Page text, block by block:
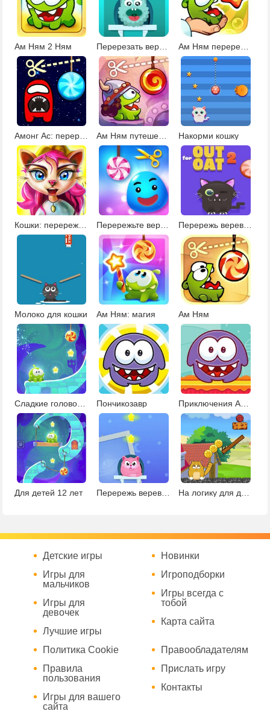
Ам Ням 2 Ням Перерезать веревку Ам Ням перережь веревку 1
Амонг Ас: перережь веревку Ам Ням путешествие во времени Накорми кошку
Кошки: перережь веревку Перережьте веревку Перережь веревку и накорми кота 2
Молоко для кошки Ам Ням: магия Ам Ням
Сладкие головоломки Пончикозавр Приключения Ам Няма
Для детей 12 лет Перережь веревку и накорми кота
Детские игры
Игры для
мальчиков
Игры для
девочек
Лучшие игры
Новинки
Игроподборки
Игры всегда с
тобой
Карта сайта
Политика Cookie
Правила
пользования
Игры для вашего
сайта
Правообладателям
Прислать игру
Контакты